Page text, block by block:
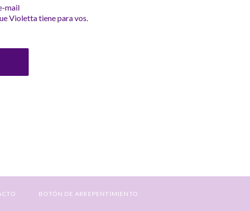
mail
Violetta tiene para vos.
BOTÓN DE ARREPENTIMIENTO